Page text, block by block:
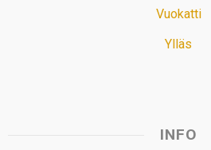
Vuokatti
Ylläs
INFO